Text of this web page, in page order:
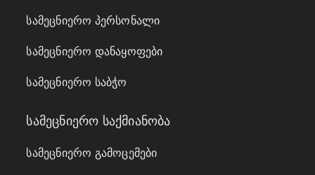
სამეცნიერო პერსონალი
სამეცნიერო დანაყოფები
სამეცნიერო საბჭო
სამეცნიერო საქმიანობა
სამეცნიერო გამოცემები